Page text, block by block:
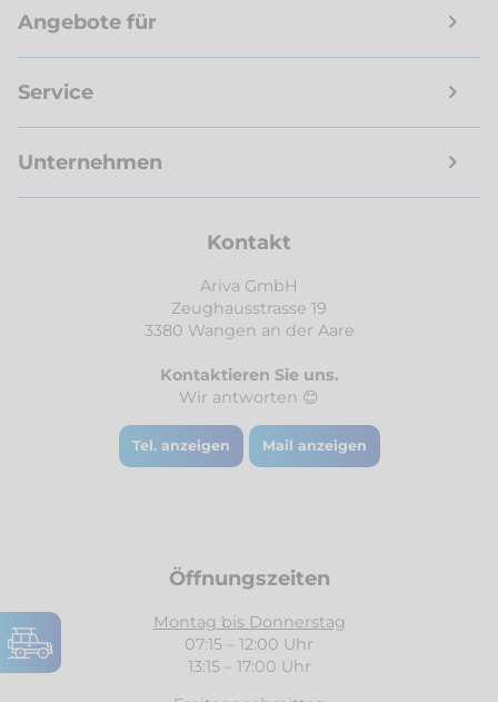
Angebote für
Service
Unternehmen
Kontakt
Ariva GmbH
Zeughausstrasse 19
3380 Wangen an der Aare
Kontaktieren Sie uns.
Wir antworten 😊
Tel. anzeigen Mail anzeigen
Öffnungszeiten
Montag bis Donnerstag
07:15 – 12:00 Uhr
13:15 – 17:00 Uhr